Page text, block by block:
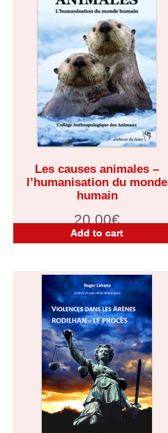
Les causes animales –
l’humanisation du monde
humain
20,00€
Add to cart